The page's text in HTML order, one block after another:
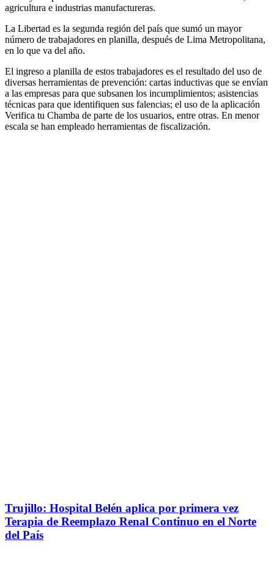
agricultura e industrias manufactureras.
La Libertad es la segunda región del país que sumó un mayor
número de trabajadores en planilla, después de Lima Metropolitana,
en lo que va del año.
El ingreso a planilla de estos trabajadores es el resultado del uso de
diversas herramientas de prevención: cartas inductivas que se envían
a las empresas para que subsanen los incumplimientos; asistencias
técnicas para que identifiquen sus falencias; el uso de la aplicación
Verifica tu Chamba de parte de los usuarios, entre otras. En menor
escala se han empleado herramientas de fiscalización.
Trujillo: Hospital Belén aplica por primera vez
Terapia de Reemplazo Renal Continuo en el Norte
del País